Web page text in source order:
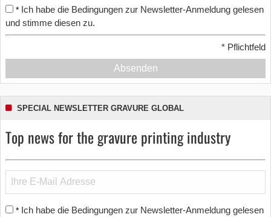
* Ich habe die Bedingungen zur Newsletter-Anmeldung gelesen
und stimme diesen zu.
* Pflichtfeld
Absenden
SPECIAL NEWSLETTER GRAVURE GLOBAL
Top news for the gravure printing industry
* Ich habe die Bedingungen zur Newsletter-Anmeldung gelesen